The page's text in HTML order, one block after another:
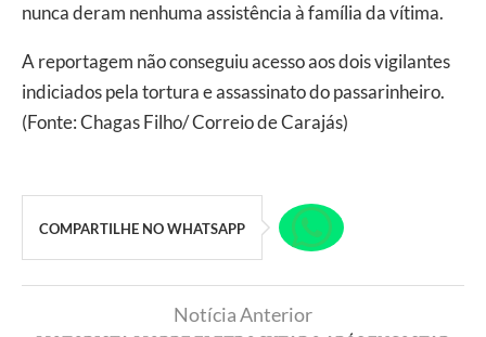
nunca deram nenhuma assistência à família da vítima.
A reportagem não conseguiu acesso aos dois vigilantes
indiciados pela tortura e assassinato do passarinheiro.
(Fonte: Chagas Filho/ Correio de Carajás)
COMPARTILHE NO WHATSAPP
Notícia Anterior